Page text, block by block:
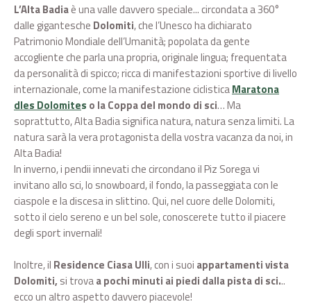
L’Alta Badiaè una valle davvero speciale... circondata a 360°
dalle gigantesche Dolomiti, che l’Unesco ha dichiarato
Patrimonio Mondiale dell’Umanità; popolata da gente
accogliente che parla una propria, originale lingua; frequentata
da personalità di spicco; ricca di manifestazioni sportive di livello
internazionale, come la manifestazione ciclisticaMaratona
dles Dolomites o la Coppa del mondo di sci… Ma
soprattutto, Alta Badia significa natura, natura senza limiti. La
natura sarà la vera protagonista della vostra vacanza da noi, in
Alta Badia!
In inverno, i pendii innevati che circondano il Piz Sorega vi
invitano allo sci, lo snowboard, il fondo, la passeggiata con le
ciaspole e la discesa in slittino. Qui, nel cuore delle Dolomiti,
sotto il cielo sereno e un bel sole, conoscerete tutto il piacere
degli sport invernali!
Inoltre, il Residence Ciasa Ulli, con i suoi appartamenti vista
Dolomiti, si trovaa pochi minuti ai piedi dalla pista di sci...
ecco un altro aspetto davvero piacevole!